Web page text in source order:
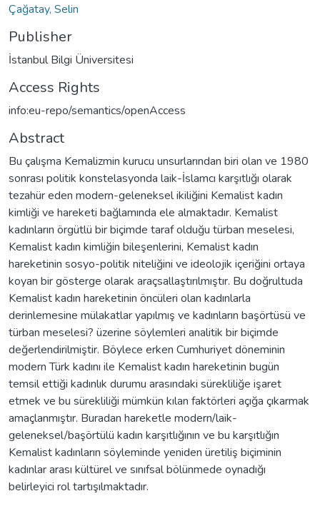
Çağatay, Selin
Publisher
İstanbul Bilgi Üniversitesi
Access Rights
info:eu-repo/semantics/openAccess
Abstract
Bu çalışma Kemalizmin kurucu unsurlarından biri olan ve 1980
sonrası politik konstelasyonda laik-İslamcı karşıtlığı olarak
tezahür eden modern-geleneksel ikiliğini Kemalist kadın
kimliği ve hareketi bağlamında ele almaktadır. Kemalist
kadınların örgütlü bir biçimde taraf olduğu türban meselesi,
Kemalist kadın kimliğin bileşenlerini, Kemalist kadın
hareketinin sosyo-politik niteliğini ve ideolojik içeriğini ortaya
koyan bir gösterge olarak araçsallaştırılmıştır. Bu doğrultuda
Kemalist kadın hareketinin öncüleri olan kadınlarla
derinlemesine mülakatlar yapılmış ve kadınların başörtüsü ve
türban meselesi? üzerine söylemleri analitik bir biçimde
değerlendirilmiştir. Böylece erken Cumhuriyet döneminin
modern Türk kadını ile Kemalist kadın hareketinin bugün
temsil ettiği kadınlık durumu arasındaki sürekliliğe işaret
etmek ve bu sürekliliği mümkün kılan faktörleri açığa çıkarmak
amaçlanmıştır. Buradan hareketle modern/laik-
geleneksel/başörtülü kadın karşıtlığının ve bu karşıtlığın
Kemalist kadınların söyleminde yeniden üretiliş biçiminin
kadınlar arası kültürel ve sınıfsal bölünmede oynadığı
belirleyici rol tartışılmaktadır.